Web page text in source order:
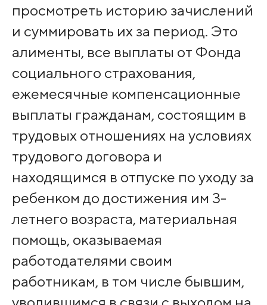
просмотреть историю зачислений
и суммировать их за период. Это
алименты, все выплаты от Фонда
социального страхования,
ежемесячные компенсационные
выплаты гражданам, состоящим в
трудовых отношениях на условиях
трудового договора и
находящимся в отпуске по уходу за
ребенком до достижения им 3-
летнего возраста, материальная
помощь, оказываемая
работодателями своим
работникам, в том числе бывшим,